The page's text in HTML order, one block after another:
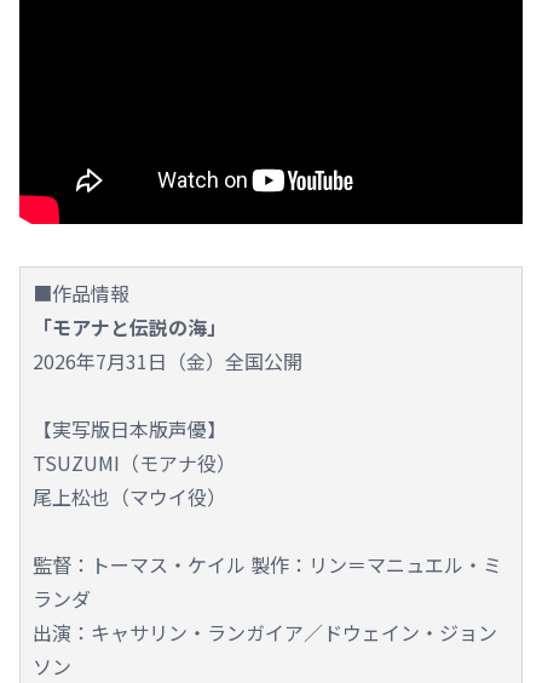
■作品情報
「モアナと伝説の海」
2026年7月31日（金）全国公開
【実写版日本版声優】
TSUZUMI（モアナ役）
尾上松也（マウイ役）
監督：トーマス・ケイル 製作：リン＝マニュエル・ミ
ランダ
出演：キャサリン・ランガイア／ドウェイン・ジョン
ソン